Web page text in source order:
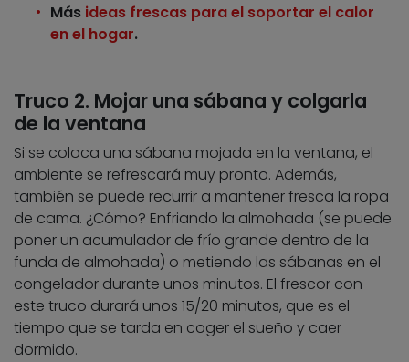
Más ideas frescas para el soportar el calor
en el hogar.
Truco 2. Mojar una sábana y colgarla
de la ventana
Si se coloca una sábana mojada en la ventana, el
ambiente se refrescará muy pronto. Además,
también se puede recurrir a mantener fresca la ropa
de cama. ¿Cómo? Enfriando la almohada (se puede
poner un acumulador de frío grande dentro de la
funda de almohada) o metiendo las sábanas en el
congelador durante unos minutos. El frescor con
este truco durará unos 15/20 minutos, que es el
tiempo que se tarda en coger el sueño y caer
dormido.